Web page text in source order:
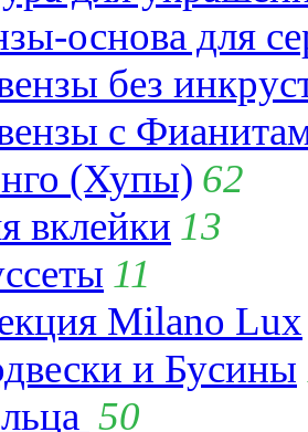
основа для
без
с
(Хупы) 62
вклейки 13
11
Milano Lux
и Бусины
50